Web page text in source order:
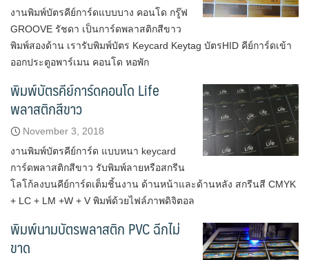
งานพิมพ์บัตรคีย์การ์ดแบบบาง คอนโด กรู๊ฟ
GROOVE รัชดา เป็นการ์ดพลาสติกสีขาว
พิมพ์สองด้าน เรารับพิมพ์บัตร Keycard Keytag บัตรHID คีย์การ์ดเข้า
ออกประตูอพาร์เมน คอนโด หอพัก
พิมพ์บัตรคีย์การ์ดคอนโด Life
พลาสติกสีขาว
November 3, 2018
งานพิมพ์บัตรคีย์การ์ด แบบหนา keycard
การ์ดพลาสติกสีขาว รับพิมพ์ลายหรือสกรีน
โลโก้ลงบนคีย์การ์ดเต็มชิ้นงาน ด้านหน้าและด้านหลัง สกรีนสี CMYK
+ LC + LM +W + V พิมพ์ด้วยไฟล์ภาพดิจิตอล
พิมพ์นามบัตรพลาสติก PVC ฉีกไม่
ขาด